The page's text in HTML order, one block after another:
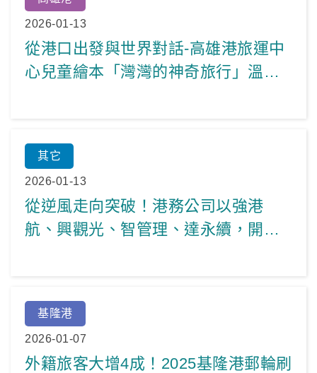
2026-01-13
從港口出發與世界對話-高雄港旅運中
心兒童繪本「灣灣的神奇旅行」溫暖
其它
2026-01-13
從逆風走向突破！港務公司以強港
航、興觀光、智管理、達永續，開啟
基隆港
2026-01-07
外籍旅客大增4成！2025基隆港郵輪刷